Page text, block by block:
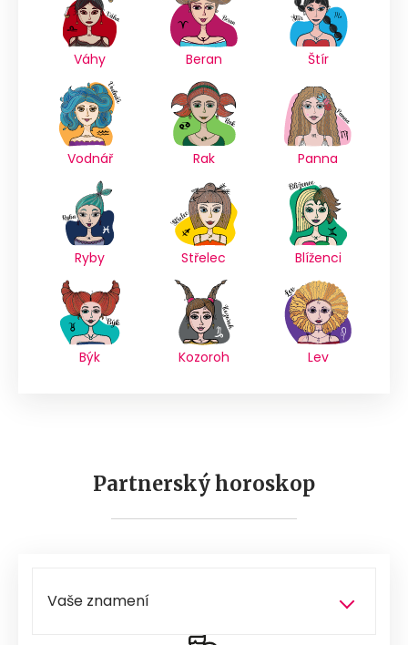
Váhy Beran Štír
Vodnář Rak Panna
Ryby Střelec Blíženci
Býk Kozoroh Lev
Partnerský horoskop